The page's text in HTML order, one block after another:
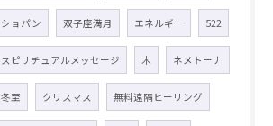
ショパン 双子座満月 エネルギー 522
スピリチュアルメッセージ 木 ネメトーナ
冬至 クリスマス 無料遠隔ヒーリング